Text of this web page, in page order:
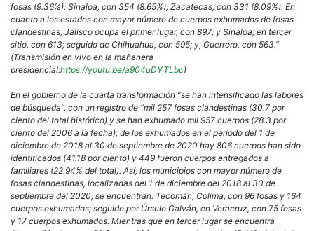
fosas (9.36%); Sinaloa, con 354 (8.65%); Zacatecas, con 331 (8.09%). En
cuanto a los estados con mayor número de cuerpos exhumados de fosas
clandestinas, Jalisco ocupa el primer lugar, con 897; y Sinaloa, en tercer
sitio, con 613; seguido de Chihuahua, con 595; y, Guerrero, con 563.”
(Transmisión en vivo en la mañanera
presidencial:https://youtu.be/a904uDYTLbc)
En el gobierno de la cuarta transformación “se han intensificado las labores
de búsqueda”, con un registro de “mil 257 fosas clandestinas (30.7 por
ciento del total histórico) y se han exhumado mil 957 cuerpos (28.3 por
ciento del 2006 a la fecha); de los exhumados en el periodo del 1 de
diciembre de 2018 al 30 de septiembre de 2020 hay 806 cuerpos han sido
identificados (41.18 por ciento) y 449 fueron cuerpos entregados a
familiares (22.94% del total). Así, los municipios con mayor número de
fosas clandestinas, localizadas del 1 de diciembre del 2018 al 30 de
septiembre del 2020, se encuentran: Tecomán, Colima, con 96 fosas y 164
cuerpos exhumados; seguido por Úrsulo Galván, en Veracruz, con 75 fosas
y 17 cuerpos exhumados. Mientras que en tercer lugar se encuentra